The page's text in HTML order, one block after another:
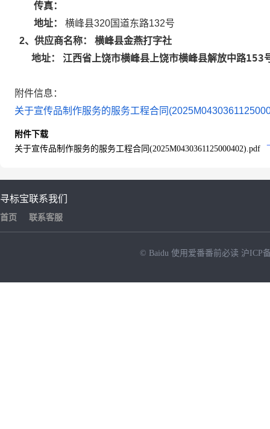
传真：
地址：
横峰县320国道东路132号
2、供应商名称： 横峰县金燕打字社
地址： 江西省上饶市横峰县上饶市横峰县解放中路153
附件信息：
关于宣传品制作服务的服务工程合同
附件下载
关于宣传品制作服务的服务工程合同(2025M0430361125000402).pdf
寻标宝
首页
联系我们
联系客服
© Baidu 使用爱番番前必读 沪ICP